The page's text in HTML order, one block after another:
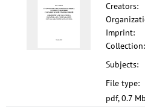
Creators:
Imprint:
Collection:
Subjects:
File type:
pdf, 0.7 Mb